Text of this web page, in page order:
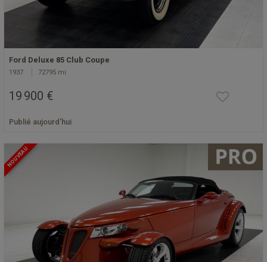
Ford Deluxe 85 Club Coupe
1937 72795 mi
19 900 €
Publié aujourd'hui
NOUVEAU